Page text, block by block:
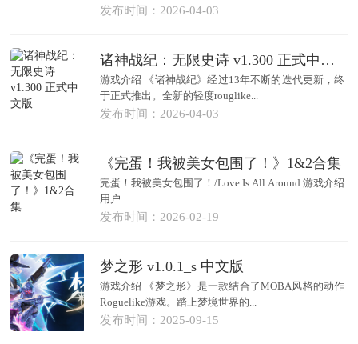
发布时间：2026-04-03
诸神战纪：无限史诗 v1.300 正式中文版
游戏介绍 《诸神战纪》经过13年不断的迭代更新，终
于正式推出。全新的轻度rouglike...
发布时间：2026-04-03
《完蛋！我被美女包围了！》1&2合集
完蛋！我被美女包围了！/Love Is All Around 游戏介绍
用户...
发布时间：2026-02-19
梦之形 v1.0.1_s 中文版
游戏介绍 《梦之形》是一款结合了MOBA风格的动作
Roguelike游戏。踏上梦境世界的...
发布时间：2025-09-15